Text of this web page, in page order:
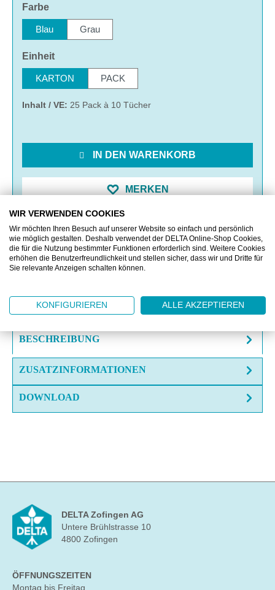
Farbeauswählen
Blau Grau
Einheitauswählen
KARTON PACK
Inhalt / VE: 25 Pack à 10 Tücher
IN DEN WARENKORB
MERKEN
VERGLEICHEN
OFFERTE EINHOLEN
BESCHREIBUNG
ZUSATZINFORMATIONEN
DOWNLOAD
DELTA Zofingen AG
Untere Brühlstrasse 10
4800 Zofingen
ÖFFNUNGSZEITEN
Montag bis Freitag
WIR VERWENDEN COOKIES
Wir möchten Ihren Besuch auf unserer Website so einfach und persönlich
wie möglich gestalten. Deshalb verwendet der DELTA Online-Shop Cookies,
die für die Nutzung bestimmter Funktionen erforderlich sind. Weitere Cookies
erhöhen die Benutzerfreundlichkeit und stellen sicher, dass wir und Dritte für
Sie relevante Anzeigen schalten können.
KONFIGURIEREN ALLE AKZEPTIEREN